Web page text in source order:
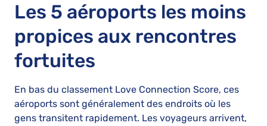
Les 5 aéroports les moins
propices aux rencontres
fortuites
En bas du classement Love Connection Score, ces
aéroports sont généralement des endroits où les
gens transitent rapidement. Les voyageurs arrivent,